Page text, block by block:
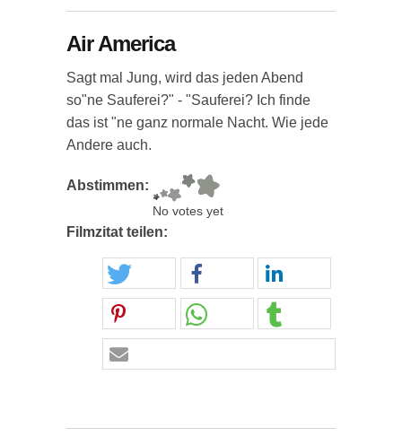
Air America
Sagt mal Jung, wird das jeden Abend
so"ne Sauferei?" - "Sauferei? Ich finde
das ist "ne ganz normale Nacht. Wie jede
Andere auch.
Abstimmen:
No votes yet
Filmzitat teilen: